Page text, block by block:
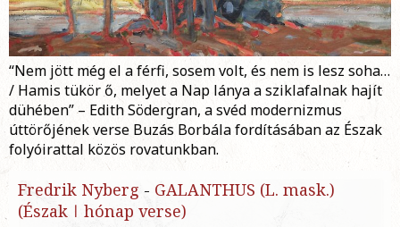
“Nem jött még el a férfi, sosem volt, és nem is lesz soha…
/ Hamis tükör ő, melyet a Nap lánya a sziklafalnak hajít
dühében” – Edith Södergran, a svéd modernizmus
úttörőjének verse Buzás Borbála fordításában az Észak
folyóirattal közös rovatunkban.
Fredrik Nyberg - GALANTHUS (L. mask.)
(Észak ǀ hónap verse)